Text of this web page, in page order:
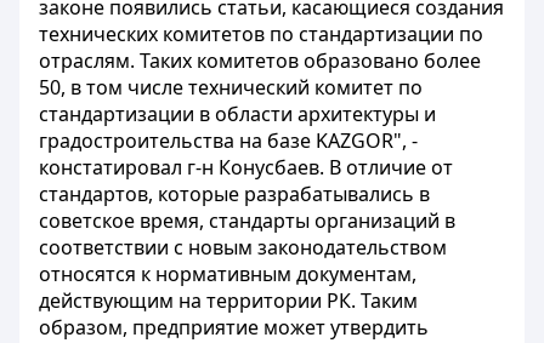
законе появились статьи, касающиеся создания
технических комитетов по стандартизации по
отраслям. Таких комитетов образовано более
50, в том числе технический комитет по
стандартизации в области архитектуры и
градостроительства на базе KAZGOR", -
констатировал г-н Конусбаев. В отличие от
стандартов, которые разрабатывались в
советское время, стандарты организаций в
соответствии с новым законодательством
относятся к нормативным документам,
действующим на территории РК. Таким
образом, предприятие может утвердить